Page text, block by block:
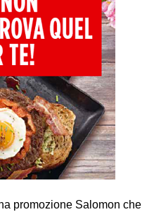
promozione Salomon che